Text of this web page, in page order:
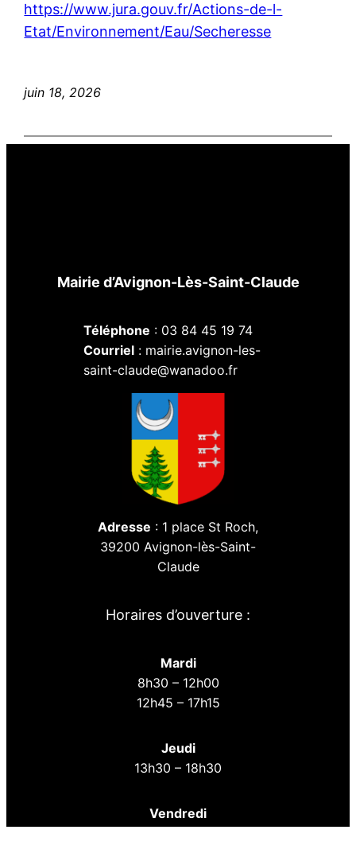
https://www.jura.gouv.fr/Actions-de-l-
Etat/Environnement/Eau/Secheresse
juin 18, 2026
Mairie d’Avignon-Lès-Saint-Claude
Téléphone : 03 84 45 19 74
Courriel: mairie.avignon-les-
saint-claude@wanadoo.fr
Adresse : 1 place St Roch,
39200 Avignon-lès-Saint-
Claude
Horaires d’ouverture :
Mardi
8h30 – 12h00
12h45 – 17h15
Jeudi
13h30 – 18h30
Vendredi